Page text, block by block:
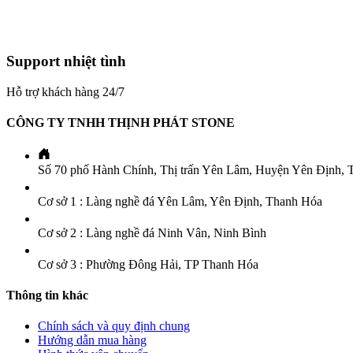
Support nhiệt tình
Hỗ trợ khách hàng 24/7
CÔNG TY TNHH THỊNH PHÁT STONE
Số 70 phố Hành Chính, Thị trấn Yên Lâm, Huyện Yên Định,
Cơ sở 1 : Làng nghề đá Yên Lâm, Yên Định, Thanh Hóa
Cơ sở 2 : Làng nghề đá Ninh Vân, Ninh Bình
Cơ sở 3 : Phường Đông Hải, TP Thanh Hóa
Thông tin khác
Chính sách và quy định chung
Hướng dẫn mua hàng